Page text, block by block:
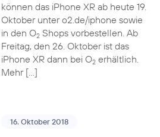
können das iPhone XR ab heute 19.
Oktober unter o2.de/iphone sowie
in den O2Shops vorbestellen. Ab
Freitag, den 26. Oktober ist das
iPhone XR dann bei O2erhältlich.
Mehr […]
16. Oktober 2018